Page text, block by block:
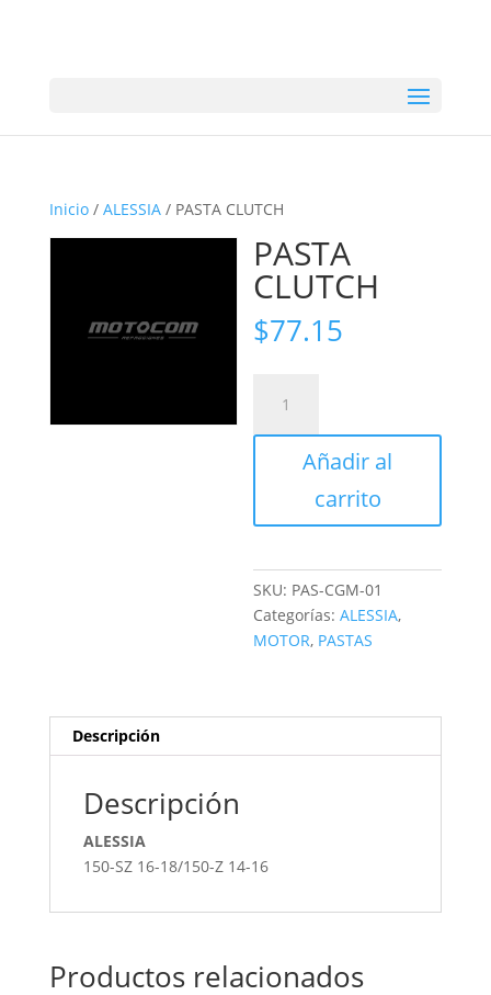
Inicio/ ALESSIA/ PASTA CLUTCH
PASTA
CLUTCH
$77.15
CLUTCH
cantidad
Añadir al
carrito
SKU: PAS-CGM-01
Categorías:ALESSIA,
MOTOR, PASTAS
Descripción
Descripción
ALESSIA
150-SZ 16-18/150-Z 14-16
Productos relacionados